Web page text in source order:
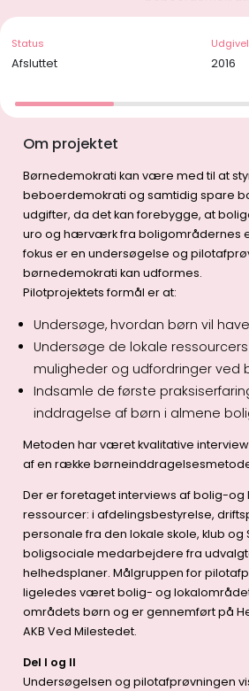
Status
Afsluttet 2016
Om projektet
Børnedemokrati kan være med til at
beboerdemokrati og samtidig spare
udgifter, da det kan forebygge, at
uro og hærværk fra boligområdernes
fokus er en undersøgelse og
børnedemokrati kan udformes.
Pilotprojektets formål er at:
Undersøge, hvordan børn vil
Undersøge de lokale
muligheder og udfordringer ved
Indsamle de første
inddragelse af børn i almene
Metoden har været kvalitative
af en række
Der er foretaget interviews af bolig-og
ressourcer: i afdelingsbestyrelse,
personale fra den lokale skole, klub og
boligsociale medarbejdere fra
helhedsplaner. Målgruppen for
ligeledes været bolig- og
områdets børn og er gennemført på
AKB Ved Milestedet.
Del l og ll
Undersøgelsen og pilotafprøvningen